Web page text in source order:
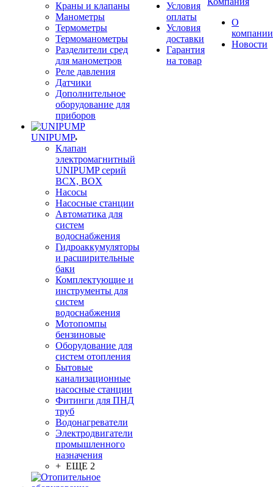
Краны и клапаны
Манометры
Термометры
Термоманометры
Разделители сред
для манометров
Реле давления
Датчики
Дополнительное
оборудование для
приборов
UNIPUMP
Клапан
электромагнитный
UNIPUMP серий
BCX, BOX
Насосы
Насосные станции
Автоматика для
систем
водоснабжения
Гидроаккумуляторы
и расширительные
баки
Комплектующие и
инструменты для
систем
водоснабжения
Мотопомпы
бензиновые
Оборудование для
систем отопления
Бытовые
канализационные
насосные станции
Фитинги для ПНД
труб
Водонагреватели
Электродвигатели
промышленного
назначения
+ ЕЩЕ 2
Условия
оплаты
Условия
доставки
Гарантия
на товар
О
компании
Новости